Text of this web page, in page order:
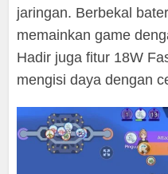
jaringan. Berbekal
memainkan game
Hadir juga fitur 18W
mengisi daya dengan